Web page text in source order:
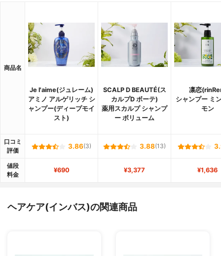
商品名
Je l'aime(ジュレーム)
アミノ アルゲリッチ シ
ャンプー(ディープモイ
スト)
SCALP D BEAUTÉ(ス
カルプD ボーテ)
薬用スカルプ シャンプ
ー ボリューム
凛恋
シャンプー ミ
モン
口コミ
評価
3.86(3) 3.88(13)
値段
料金
¥690 ¥3,377 ¥1,636
ヘアケア(インバス)の関連商品